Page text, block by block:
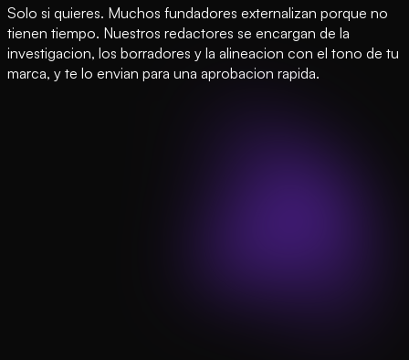
Solo si quieres. Muchos fundadores externalizan porque no
tienen tiempo. Nuestros redactores se encargan de la
investigacion, los borradores y la alineacion con el tono de tu
marca, y te lo envian para una aprobacion rapida.